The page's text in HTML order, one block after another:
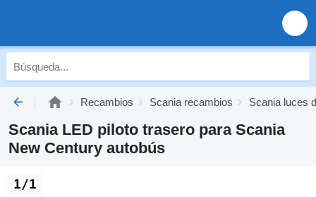
Recambios Scania recambios Scania luces
Scania LED piloto trasero para Scania
New Century autobús
1/1